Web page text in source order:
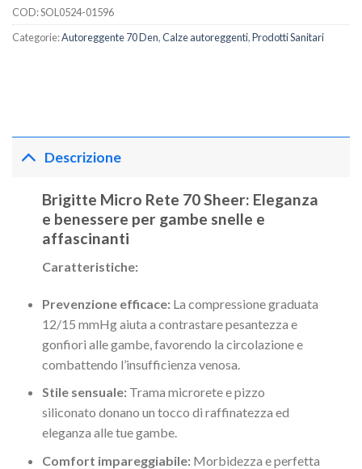
COD:SOL0524-01596
Categorie:Autoreggente 70 Den,Calze autoreggenti,Prodotti Sanitari
Descrizione
Brigitte Micro Rete 70 Sheer: Eleganza
e benessere per gambe snelle e
affascinanti
Caratteristiche:
Prevenzione efficace:La compressione graduata
12/15 mmHg aiuta a contrastare pesantezza e
gonfiori alle gambe, favorendo la circolazione e
combattendo l’insufficienza venosa.
Stile sensuale:Trama microrete e pizzo
siliconato donano un tocco di raffinatezza ed
eleganza alle tue gambe.
Comfort impareggiabile:Morbidezza e perfetta